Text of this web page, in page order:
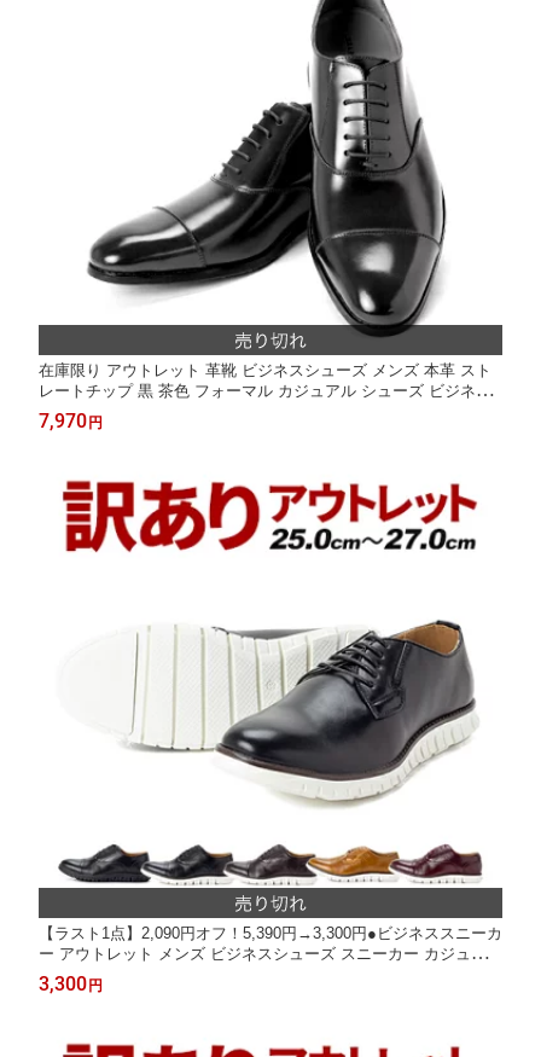
在庫限り アウトレット 革靴 ビジネスシューズ メンズ 本革 スト
レートチップ 黒 茶色 フォーマル カジュアル シューズ ビジネス
冠婚葬祭 内羽根 結婚式 28cm 28.5cm 29cm 訳あり スーツ 紳士
靴 皮靴 ドレスシューズ おうち時間 在宅 巣ごもり
7,970 円
【ラスト1点】2,090円オフ！5,390円→3,300円●ビジネススニーカ
ー アウトレット メンズ ビジネスシューズ スニーカー カジュアル
シューズ 履きやすい 楽 快適 ビジネスマン キレイめ 大人 ジャケ
パン ショートパンツ
3,300 円